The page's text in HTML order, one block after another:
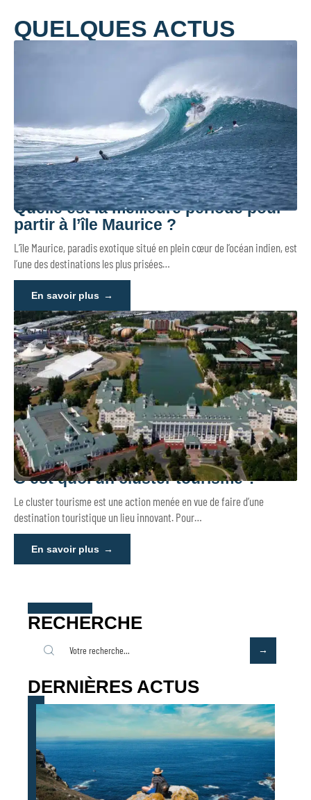
QUELQUES ACTUS
Quelle est la meilleure période pour
partir à l’île Maurice ?
L’île Maurice, paradis exotique situé en plein cœur de l’océan indien, est
l’une des destinations les plus prisées…
En savoir plus
C’est quoi un cluster tourisme ?
Le cluster tourisme est une action menée en vue de faire d’une
destination touristique un lieu innovant. Pour…
En savoir plus
RECHERCHE
DERNIÈRES ACTUS